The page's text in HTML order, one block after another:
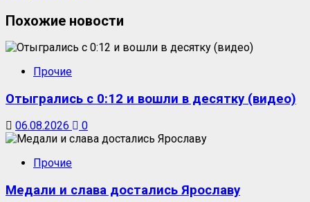
Похожие новости
Прочие
Отыгрались с 0:12 и вошли в десятку (видео)
06.08.2026 0
Прочие
Медали и слава достались Ярославу